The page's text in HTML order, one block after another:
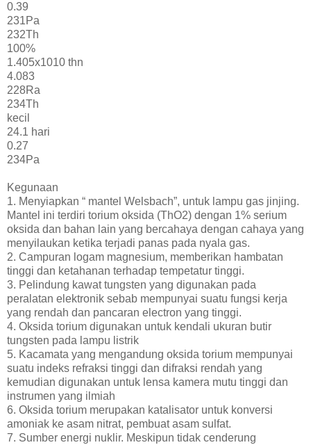
0.39
231Pa
232Th
100%
1.405x1010 thn
4.083
228Ra
234Th
kecil
24.1 hari
0.27
234Pa
Kegunaan
1. Menyiapkan “ mantel Welsbach”, untuk lampu gas jinjing.
Mantel ini terdiri torium oksida (ThO2) dengan 1% serium
oksida dan bahan lain yang bercahaya dengan cahaya yang
menyilaukan ketika terjadi panas pada nyala gas.
2. Campuran logam magnesium, memberikan hambatan
tinggi dan ketahanan terhadap tempetatur tinggi.
3. Pelindung kawat tungsten yang digunakan pada
peralatan elektronik sebab mempunyai suatu fungsi kerja
yang rendah dan pancaran electron yang tinggi.
4. Oksida torium digunakan untuk kendali ukuran butir
tungsten pada lampu listrik
5. Kacamata yang mengandung oksida torium mempunyai
suatu indeks refraksi tinggi dan difraksi rendah yang
kemudian digunakan untuk lensa kamera mutu tinggi dan
instrumen yang ilmiah
6. Oksida torium merupakan katalisator untuk konversi
amoniak ke asam nitrat, pembuat asam sulfat.
7. Sumber energi nuklir. Meskipun tidak cenderung